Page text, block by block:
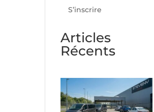
S’inscrire
Articles
Récents